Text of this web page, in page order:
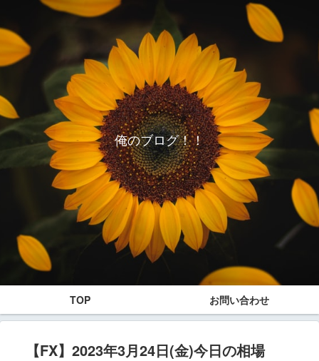
俺のブログ！！
TOP お問い合わせ
【FX】2023年3月24日(金)今日の相場